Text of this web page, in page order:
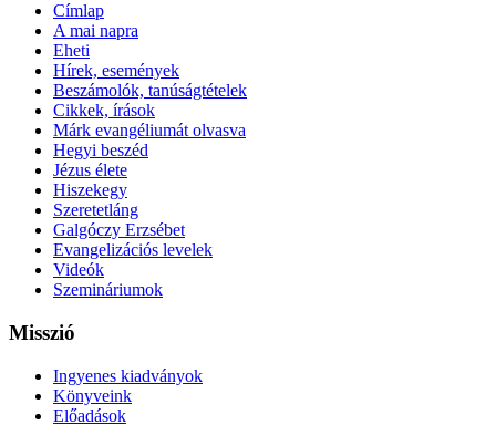
Címlap
A mai napra
Eheti
Hírek, események
Beszámolók, tanúságtételek
Cikkek, írások
Márk evangéliumát olvasva
Hegyi beszéd
Jézus élete
Hiszekegy
Szeretetláng
Galgóczy Erzsébet
Evangelizációs levelek
Videók
Szemináriumok
Misszió
Ingyenes kiadványok
Könyveink
Előadások